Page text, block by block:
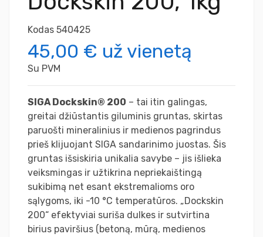
Kodas 540425
45,00 € už vienetą
Su PVM
SIGA Dockskin® 200 – tai itin galingas,
greitai džiūstantis giluminis gruntas, skirtas
paruošti mineralinius ir medienos pagrindus
prieš klijuojant SIGA sandarinimo juostas. Šis
gruntas išsiskiria unikalia savybe – jis išlieka
veiksmingas ir užtikrina nepriekaištingą
sukibimą net esant ekstremalioms oro
sąlygoms, iki -10 °C temperatūros. „Dockskin
200“ efektyviai suriša dulkes ir sutvirtina
birius paviršius (betoną, mūrą, medienos